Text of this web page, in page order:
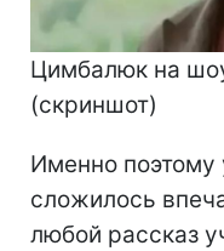
Цимбалюк на
(скриншот)
Именно поэтому
сложилось
любой рассказ